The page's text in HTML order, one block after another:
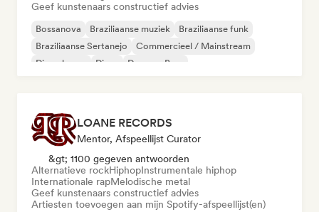
Geef kunstenaars constructief advies
Bossanova Braziliaanse muziek
Braziliaanse funk
Braziliaanse Sertanejo
Commercieel / Mainstream
Diepe house
Disco Drum en Bass
LOANE RECORDS
Mentor, Afspeellijst Curator
&gt; 1100 gegeven antwoorden
Alternatieve rockHiphopInstrumentale hiphop
Internationale rapMelodische metal
Geef kunstenaars constructief advies
Artiesten toevoegen aan mijn Spotify-afspeellijst(en)